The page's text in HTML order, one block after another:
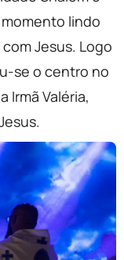
lindo
Jesus. Logo
se o centro no
Irmã Valéria,